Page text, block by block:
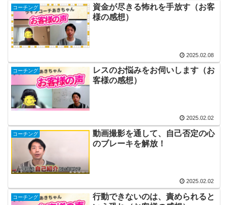
コーチング
資金が尽きる怖れを手放す（お客
様の感想）
2025.02.08
コーチング
レスのお悩みをお伺いします（お
客様の感想）
2025.02.02
コーチング
動画撮影を通して、自己否定の心
のブレーキを解放！
2025.02.02
コーチング
行動できないのは、責められると